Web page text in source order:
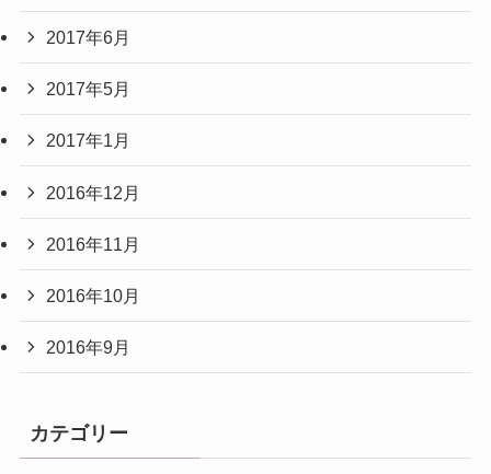
2017年6月
2017年5月
2017年1月
2016年12月
2016年11月
2016年10月
2016年9月
カテゴリー